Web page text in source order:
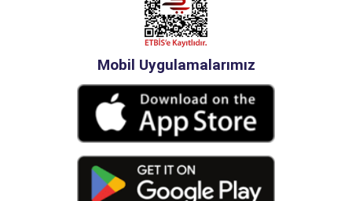
Mobil Uygulamalarımız